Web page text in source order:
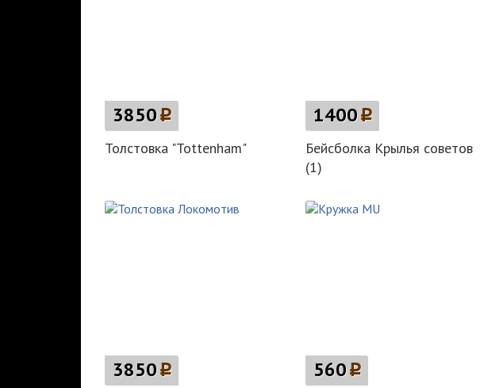
3850p
Толстовка "Tottenham"
1400p
Бейсболка Крылья советов
(1)
3850p 560p